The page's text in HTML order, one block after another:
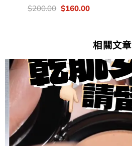
價
錢：
$200.00 Original
price
$160.00Current
相關文章